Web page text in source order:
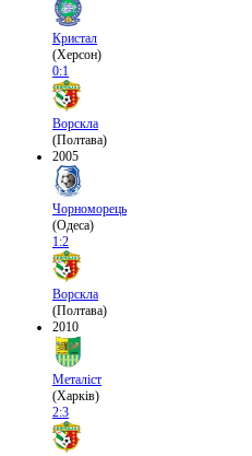
Кристал
(Херсон)
0:1
Ворскла
(Полтава)
2005
Чорноморець
(Одеса)
1:2
Ворскла
(Полтава)
2010
Металіст
(Харків)
2:3